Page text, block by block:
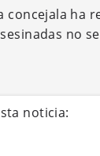
concejala ha
no
noticia: